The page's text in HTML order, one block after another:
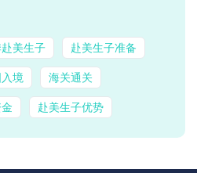
美生子 赴美生子准备
境 海关通关
赴美生子优势